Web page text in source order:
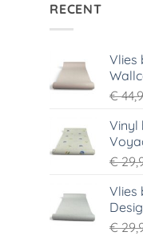
RECENT
Vlies
€
Vinyl
€
Vlies
€